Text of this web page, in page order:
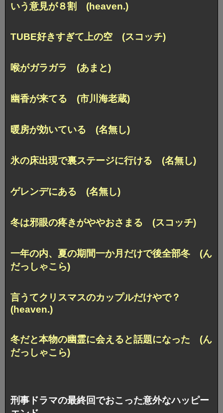
いう意見が８割 (heaven.)
TUBE好きすぎて上の空 (スコッチ)
喉がガラガラ (あまと)
幽香が来てる (市川海老蔵)
暖房が効いている (名無し)
氷の床出現で裏ステージに行ける (名無し)
ゲレンデにある (名無し)
冬は邪眼の疼きがややおさまる (スコッチ)
一年の内、夏の期間一か月だけで後全部冬 (ん
だっしゃこら)
言うてクリスマスのカップルだけやで？
(heaven.)
冬だと本物の幽霊に会えると話題になった (ん
だっしゃこら)
刑事ドラマの最終回でおこった意外なハッピー